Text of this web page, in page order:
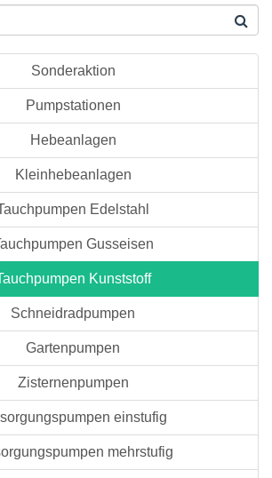
Sonderaktion
Pumpstationen
Hebeanlagen
Kleinhebeanlagen
Edelstahl
Gusseisen
Kunststoff
Schneidradpumpen
Gartenpumpen
Zisternenpumpen
einstufig
mehrstufig